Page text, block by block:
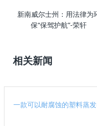
新南威尔士州：用法律为
保“保驾护航”-荣轩
相关新闻
一款可以耐腐蚀的塑料蒸